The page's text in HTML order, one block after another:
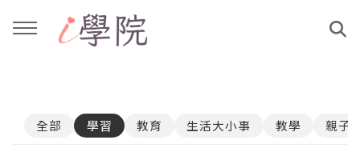
課程介紹
文章與影音作品
全部 學習 教育 生活大小事 教學 親子